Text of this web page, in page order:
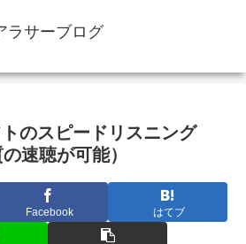
ラサーブログ
のスピードリスニング
速聴が可能）
Facebook はてブ